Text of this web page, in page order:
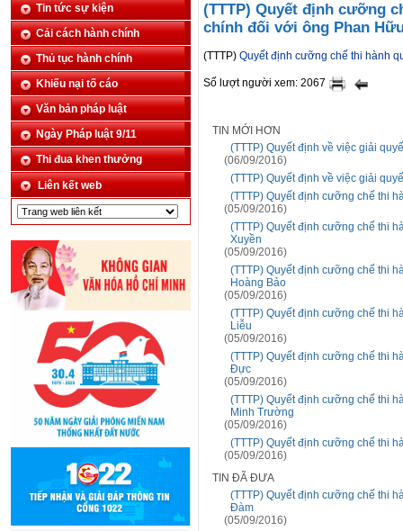
Tin tức sự kiện
Cải cách hành chính
Thủ tục hành chính
Khiếu nại tố cáo
Văn bản pháp luật
Ngày Pháp luật 9/11
Thi đua khen thưởng
Liên kết web
(TTTP) Quyết định cưỡng
chính đối với ông Phan
(TTTP) Quyết định cưỡng chế thi hành
Số lượt người xem: 2067
TIN MỚI HƠN
(TTTP) Quyết định về việc giải
(06/09/2016)
(TTTP) Quyết định về việc giải
(TTTP) Quyết định cưỡng chế thi
(05/09/2016)
(TTTP) Quyết định cưỡng chế thi
Xuyền
(05/09/2016)
(TTTP) Quyết định cưỡng chế thi
Hoàng Bảo
(05/09/2016)
(TTTP) Quyết định cưỡng chế thi
Liễu
(05/09/2016)
(TTTP) Quyết định cưỡng chế thi
Đực
(05/09/2016)
(TTTP) Quyết định cưỡng chế thi
Minh Trường
(05/09/2016)
(TTTP) Quyết định cưỡng chế thi
(05/09/2016)
TIN ĐÃ ĐƯA
(TTTP) Quyết định cưỡng chế thi
Đàm
(05/09/2016)